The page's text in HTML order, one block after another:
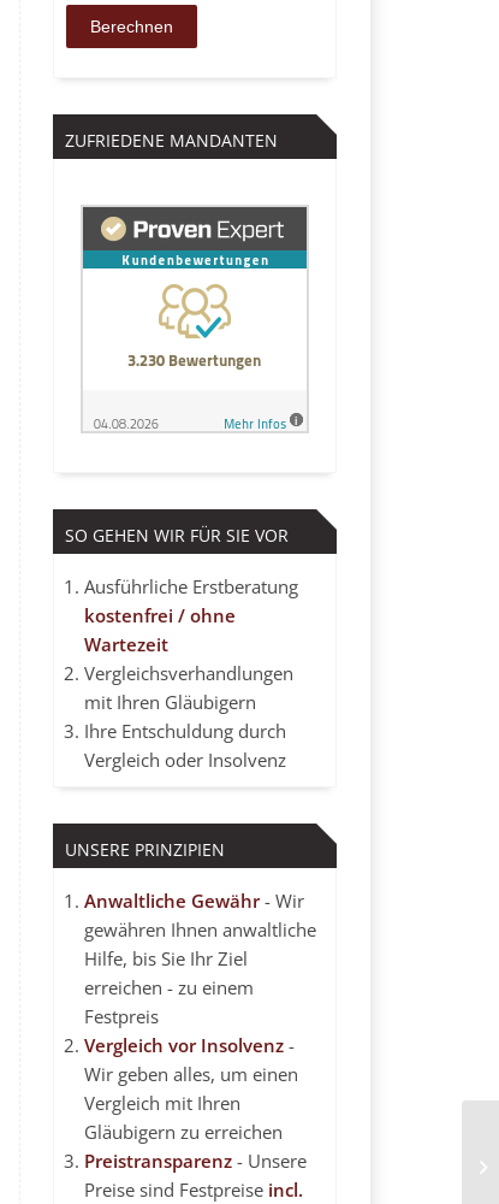
ZUFRIEDENE MANDANTEN
SO GEHEN WIR FÜR SIE VOR
Ausführliche Erstberatung
kostenfrei / ohne
Wartezeit
Vergleichsverhandlungen
mit Ihren Gläubigern
Ihre Entschuldung durch
Vergleich oder Insolvenz
UNSERE PRINZIPIEN
Anwaltliche Gewähr- Wir
gewähren Ihnen anwaltliche
Hilfe, bis Sie Ihr Ziel
erreichen - zu einem
Festpreis
Vergleich vor Insolvenz-
Wir geben alles, um einen
Vergleich mit Ihren
Gläubigern zu erreichen
Preistransparenz- Unsere
Preise sind Festpreise incl.